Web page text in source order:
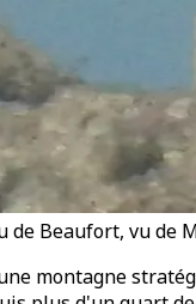
Beaufort, vu de
montagne